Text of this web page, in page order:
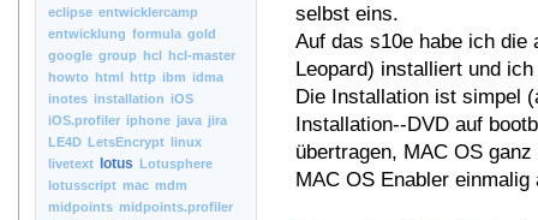
eclipse entwicklercamp
entwicklung formula gold
google group hcl hcl-master
howto html http ibm idma
inotes installation iOS
iOS.profiler iphone java jira
LE4D LetsEncrypt linux
livetext
lotus Lotusphere
lotusscript mac mdm
midpoints midpoints.profiler
selbst eins.
Auf das s10e habe ich die
Leopard) installiert und
Die Installation ist simpel
Installation--DVD auf
übertragen, MAC OS
MAC OS Enabler